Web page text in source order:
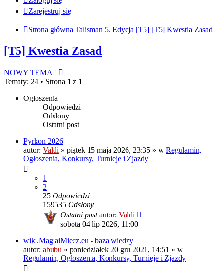
Zarejestruj się
Strona główna Talisman 5. Edycja [T5] [T5] Kwestia Zasad
[T5] Kwestia Zasad
NOWY TEMAT
Tematy: 24 • Strona 1 z 1
Ogłoszenia
Odpowiedzi
Odsłony
Ostatni post
Pyrkon 2026
autor: Valdi » piątek 15 maja 2026, 23:35 » w Regulamin,
Ogłoszenia, Konkursy, Turnieje i Zjazdy
1
2
25 Odpowiedzi
159535 Odsłony
Ostatni postautor: Valdi
sobota 04 lip 2026, 11:00
wiki.MagiaiMiecz.eu - baza wiedzy
autor: abubu » poniedziałek 20 gru 2021, 14:51 » w
Regulamin, Ogłoszenia, Konkursy, Turnieje i Zjazdy